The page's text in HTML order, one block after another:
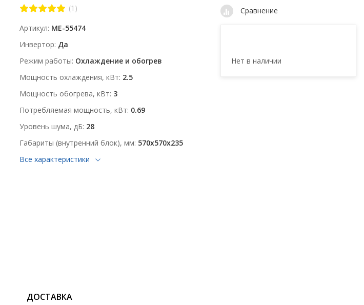
(1)
Артикул ME-55474
Инвертор Да
Режим работы Охлаждение и обогрев
Мощность охлаждения, кВт 2.5
Мощность обогрева, кВт 3
Потребляемая мощность, кВт 0.69
Уровень шума, дБ 28
Габариты (внутренний блок), мм 570x570x235
Все характеристики
Сравнение
Нет в наличии
ДОСТАВКА